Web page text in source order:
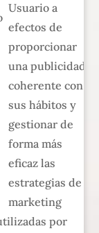
Usuario a
efectos de
proporcionar
una publicidad
coherente con
sus hábitos y
gestionar de
forma más
eficaz las
estrategias de
marketing
por